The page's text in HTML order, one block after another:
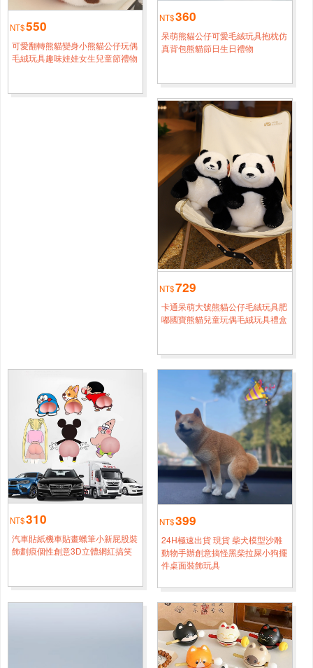
熊貓30厘米變身小熊貓含尾巴35厘米
臺中
熊貓30厘米變身小熊貓含尾巴35厘米
嘉義
2小時鐘前
熊貓30厘米變身小熊貓含尾巴35厘米
臺北
4小時鐘前
熊貓30厘米變身小熊貓含尾巴35厘米
新北
1小時鐘前
臺北
4小時鐘前
熊貓20厘米變身小熊貓含尾巴25厘米
1小時鐘前
熊貓20厘米變身小熊貓含尾巴25厘米
半小時前
熊貓30厘米變身小熊貓含尾巴35厘米
新北
周*[0932****9864]
2小時鐘前
熊貓45厘米變身小熊貓含尾巴50厘米
臺中
謝*[0968****4000]
1小時鐘前
熊貓20厘米變身小熊貓含尾巴25厘米
新竹
孫*[0966****6968]
4小時鐘前
熊貓30厘米變身小熊貓含尾巴35厘米
鄭*[0938****4021]
半小時前
熊貓30厘米變身小熊貓含尾巴35厘米
黄*[0956****5340]
1小時鐘前
熊貓30厘米變身小熊貓含尾巴35厘米
臺南
2小時鐘前
熊貓20厘米變身小熊貓含尾巴25厘米
NT$550
可愛翻轉熊貓變身小熊貓公仔玩偶
毛絨玩具趣味娃娃女生兒童節禮物
NT$360
呆萌熊貓公仔可愛毛絨玩具抱枕仿
真背包熊貓節日生日禮物
NT$729
卡通呆萌大號熊貓公仔毛絨玩具肥
嘟國寶熊貓兒童玩偶毛絨玩具禮盒
NT$310
汽車貼紙機車貼畫蠟筆小新屁股裝
飾劃痕個性創意3D立體網紅搞笑
NT$399
24H極速出貨 現貨 柴犬模型沙雕
動物手辦創意搞怪黑柴拉屎小狗擺
件桌面裝飾玩具